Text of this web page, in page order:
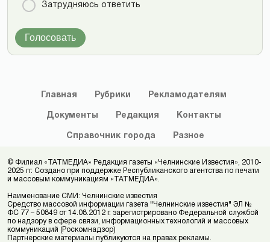
Затрудняюсь ответить
Голосовать
Главная Рубрики Рекламодателям
Документы Редакция Контакты
Справочник города Разное
© Филиал «ТАТМЕДИА» Редакция газеты «Челнинские Известия», 2010-
2025 гг. Создано при поддержке Республиканского агентства по печати
и массовым коммуникациям «ТАТМЕДИА».
Наименование СМИ: Челнинские известия
Средство массовой информации газета "Челнинские известия" ЭЛ №
ФС 77 – 50849 от 14.08.2012 г. зарегистрировано Федеральной службой
по надзору в сфере связи, информационных технологий и массовых
коммуникаций (Роскомнадзор)
Партнерские материалы публикуются на правах рекламы.